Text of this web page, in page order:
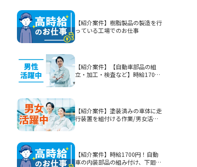
【紹介案件】樹脂製品の製造を行
っている工場でのお仕事
【紹介案件】【自動車部品の組
立・加工・検査など】時給1700
【紹介案件】塗装済みの車体に走
行装置を組付ける作業/男女活躍
【紹介案件】時給1700円！自動
車の内装部品の組み付け、下廻り